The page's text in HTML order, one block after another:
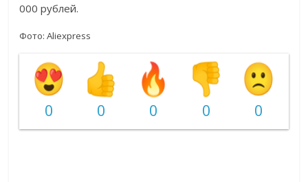
000 рублей.
Фото: Aliexpress
0 0 0 0 0